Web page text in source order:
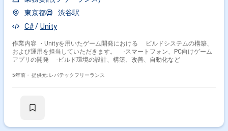
東京都
渋谷駅
C#
Unity
作業内容 ・Unityを用いたゲーム開発における ビルドシステムの構築、
および運用を担当していただきます。 -スマートフォン、PC向けゲーム
アプリの開発 -ビルド環境の設計、構築、改善、自動化など
5年前・ 提供元: レバテックフリーランス
その他の条件で検索する
その他開発言語・スキルから探す
Maya Photoshop C# Unreal Engine
Android
iOS
Illustrator RPG
スマホアプリエンジニア
グラフィックデザイナー
UI・UXデザイナー